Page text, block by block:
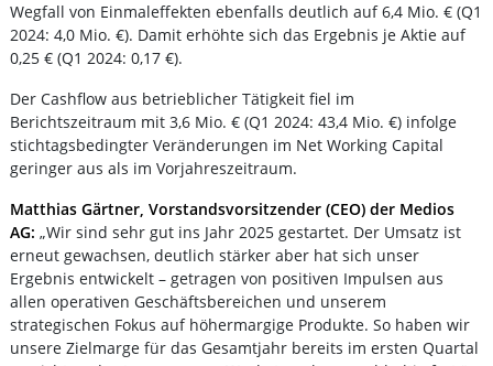
Wegfall von Einmaleffekten ebenfalls deutlich auf 6,4 Mio. € (Q1
2024: 4,0 Mio. €). Damit erhöhte sich das Ergebnis je Aktie auf
0,25 € (Q1 2024: 0,17 €).
Der Cashflow aus betrieblicher Tätigkeit fiel im
Berichtszeitraum mit 3,6 Mio. € (Q1 2024: 43,4 Mio. €) infolge
stichtagsbedingter Veränderungen im Net Working Capital
geringer aus als im Vorjahreszeitraum.
Matthias Gärtner, Vorstandsvorsitzender (CEO) der Medios
AG: „Wir sind sehr gut ins Jahr 2025 gestartet. Der Umsatz ist
erneut gewachsen, deutlich stärker aber hat sich unser
Ergebnis entwickelt – getragen von positiven Impulsen aus
allen operativen Geschäftsbereichen und unserem
strategischen Fokus auf höhermargige Produkte. So haben wir
unsere Zielmarge für das Gesamtjahr bereits im ersten Quartal